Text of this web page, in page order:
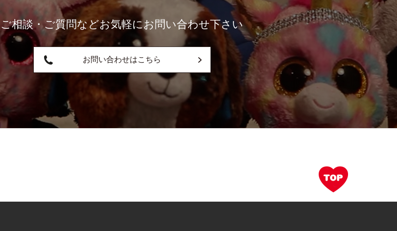
ご相談・ご質問などお気軽にお問い合わせ下さい
お問い合わせはこちら